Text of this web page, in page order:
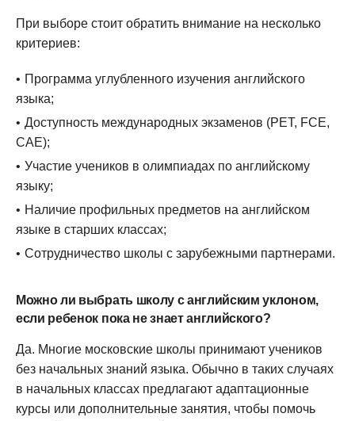
При выборе стоит обратить внимание на несколько
критериев:
Программа углубленного изучения английского
языка;
Доступность международных экзаменов (PET, FCE,
CAE);
Участие учеников в олимпиадах по английскому
языку;
Наличие профильных предметов на английском
языке в старших классах;
Сотрудничество школы с зарубежными партнерами.
Можно ли выбрать школу с английским уклоном,
если ребенок пока не знает английского?
Да. Многие московские школы принимают учеников
без начальных знаний языка. Обычно в таких случаях
в начальных классах предлагают адаптационные
курсы или дополнительные занятия, чтобы помочь